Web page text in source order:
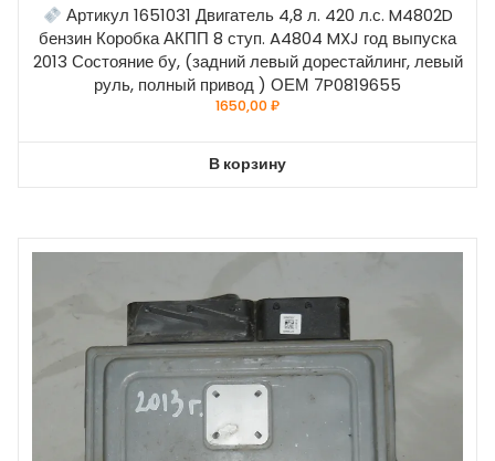
Артикул 1651031 Двигатель 4,8 л. 420 л.с. M4802D
бензин Коробка АКПП 8 ступ. A4804 MXJ год выпуска
2013 Состояние бу, (задний левый дорестайлинг, левый
руль, полный привод ) ОЕМ 7P0819655
1650,00₽
В корзину